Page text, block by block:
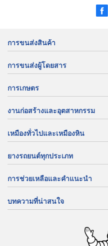
การขนส่งสินค้า
การขนส่งผู้โดยสาร
การเกษตร
งานก่อสร้างและอุตสาหกรรม
เหมืองทั่วไปและเหมืองหิน
ยางรถยนต์ทุกประเภท
การช่วยเหลือและคำแนะนำ
บทความที่น่าสนใจ